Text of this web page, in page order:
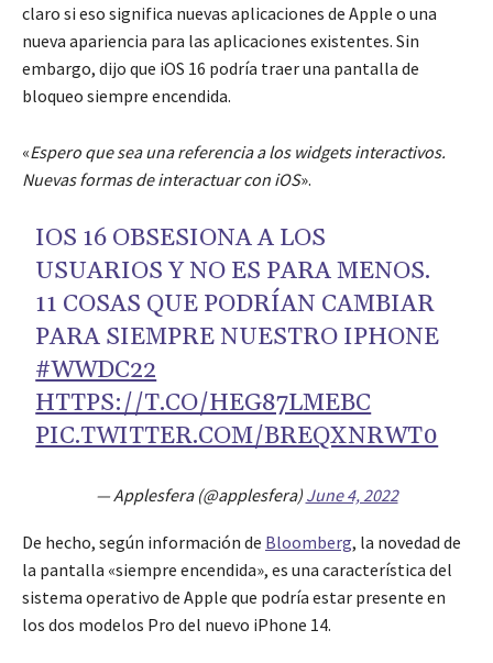
claro si eso significa nuevas aplicaciones de Apple o una
nueva apariencia para las aplicaciones existentes. Sin
embargo, dijo que iOS 16 podría traer una pantalla de
bloqueo siempre encendida.
«Espero que sea una referencia a los widgets interactivos.
Nuevas formas de interactuar con iOS».
IOS 16 OBSESIONA A LOS
USUARIOS Y NO ES PARA MENOS.
11 COSAS QUE PODRÍAN CAMBIAR
PARA SIEMPRE NUESTRO IPHONE
#WWDC22
HTTPS://T.CO/HEG87LMEBC
PIC.TWITTER.COM/BREQXNRWT0
— Applesfera (@applesfera) June 4, 2022
De hecho, según información de Bloomberg, la novedad de
la pantalla «siempre encendida», es una característica del
sistema operativo de Apple que podría estar presente en
los dos modelos Pro del nuevo iPhone 14.